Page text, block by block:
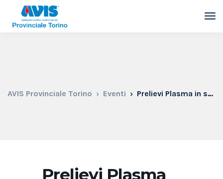
AVIS Provinciale Torino Eventi Prelievi Plasma in sede
Prelievi Plasma